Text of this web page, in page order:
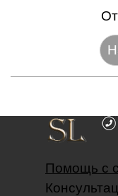
Помощь с